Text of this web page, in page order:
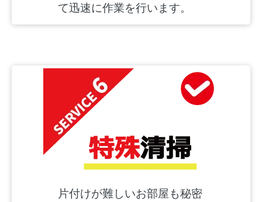
て迅速に作業を行います。
片付けが難しいお部屋も秘密